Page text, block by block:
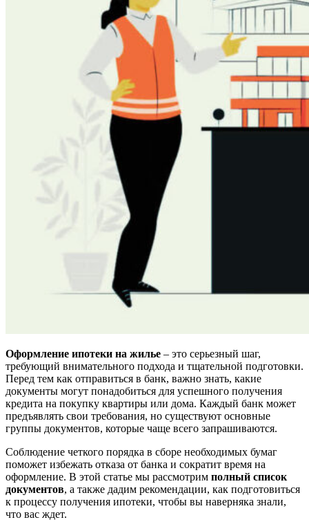
Оформление ипотеки на жилье – это серьезный шаг,
требующий внимательного подхода и тщательной подготовки.
Перед тем как отправиться в банк, важно знать, какие
документы могут понадобиться для успешного получения
кредита на покупку квартиры или дома. Каждый банк может
предъявлять свои требования, но существуют основные
группы документов, которые чаще всего запрашиваются.
Соблюдение четкого порядка в сборе необходимых бумаг
поможет избежать отказа от банка и сократит время на
оформление. В этой статье мы рассмотрим полный список
документов, а также дадим рекомендации, как подготовиться
к процессу получения ипотеки, чтобы вы наверняка знали,
что вас ждет.